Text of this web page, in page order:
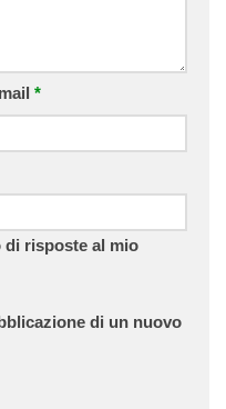
*
di risposte al mio
di un nuovo